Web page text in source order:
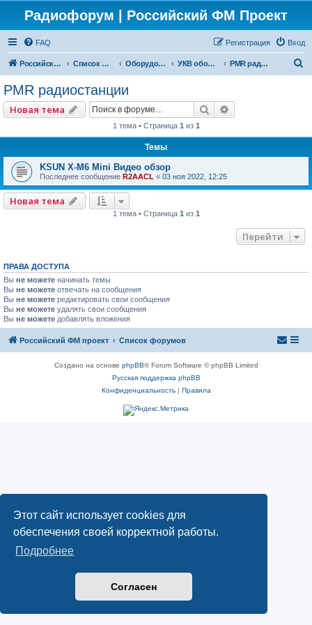
Этот сайт использует cookies для
обеспечения своей корректной работы.
Подробнее
Согласен
Радиофорум | Российский ФМ Проект
FAQ Вход
Регистрация
Российский ФМ проект Список форумов Оборудование УКВ оборудование PMR радиостанции
PMR радиостанции
Новая тема Поиск
1 тема • Страница 1 из 1
Темы
KSUN X-M6 Mini Видео обзор
Последнее сообщение R2AACL « 03 ноя 2022, 12:25
Новая тема
1 тема • Страница 1 из 1
Перейти
ПРАВА ДОСТУПА
Вы не можете начинать темы
Вы не можете отвечать на сообщения
Вы не можете редактировать свои сообщения
Вы не можете удалять свои сообщения
Вы не можете добавлять вложения
Российский ФМ проект Список форумов
Создано на основе phpBB® Forum Software © phpBB Limited
Русская поддержка phpBB
Конфиденциальность| Правила